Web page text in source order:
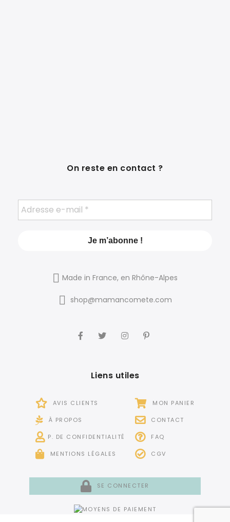
On reste en contact ?
Made in France, en Rhône-Alpes
shop@mamancomete.com
Liens utiles
AVIS CLIENTS
À PROPOS
P. DE CONFIDENTIALITÉ
MENTIONS LÉGALES
MON PANIER
CONTACT
FAQ
CGV
SE CONNECTER